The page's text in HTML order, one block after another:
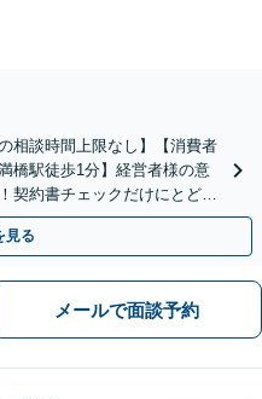
相談時間上限なし】【消費者
橋駅徒歩1分】経営者様の意
契約書チェックだけにとどま
ックしましょう！
見る
メールで面談予約